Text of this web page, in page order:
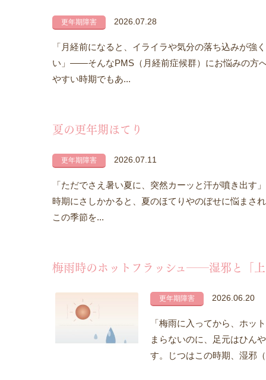
更年期障害 2026.07.28
「月経前になると、イライラや気分の落ち込みが
い」――そんなPMS（月経前症候群）にお悩みの方
やすい時期でもあ...
夏の更年期ほてり
更年期障害 2026.07.11
「ただでさえ暑い夏に、突然カーッと汗が噴き出
時期にさしかかると、夏のほてりやのぼせに悩まさ
この季節を...
梅雨時のホットフラッシュ――湿邪と「
更年期障害 2026.06.20
「梅雨に入ってから、ホッ
まらないのに、足元はひん
す。じつはこの時期、湿邪